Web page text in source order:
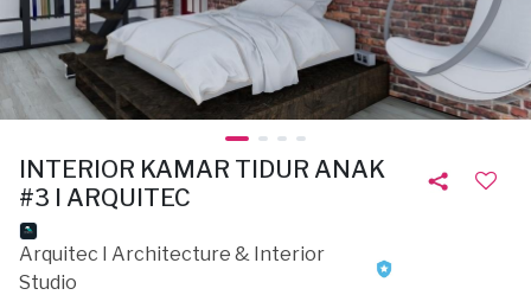
INTERIOR KAMAR TIDUR ANAK
#3 I ARQUITEC
Arquitec I Architecture & Interior
Studio